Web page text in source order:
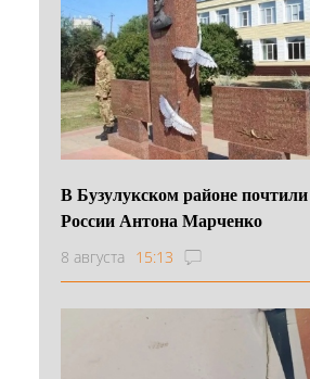
В Бузулукском районе
России Антона Марченко
8 августа 15:13